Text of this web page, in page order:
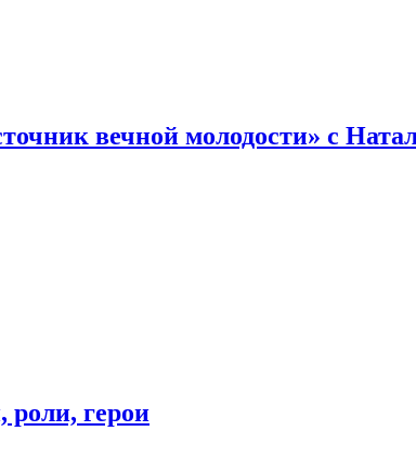
вечной молодости» с
роли, герои